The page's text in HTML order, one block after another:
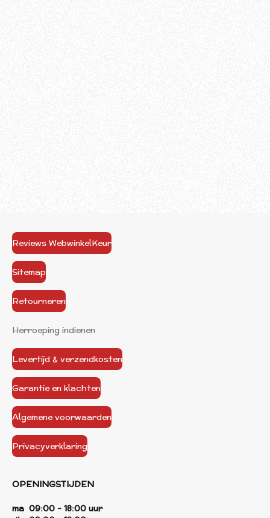
Reviews WebwinkelKeur
Sitemap
Retourneren
Herroeping indienen
Levertijd & verzendkosten
Garantie en klachten
Algemene voorwaarden
Privacyverklaring
OPENINGSTIJDEN
ma 09:00 - 18:00 uur